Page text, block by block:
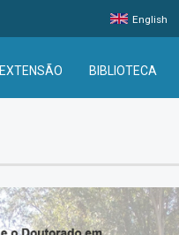
English
EXTENSÃO BIBLIOTECA